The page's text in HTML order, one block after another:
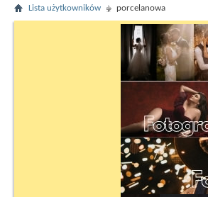
Lista użytkowników porcelanowa